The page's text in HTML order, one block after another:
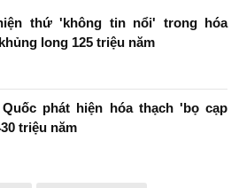
thứ 'không tin nổi' trong hóa
long 125 triệu năm
Quốc phát hiện hóa thạch 'bọ cạp
triệu năm